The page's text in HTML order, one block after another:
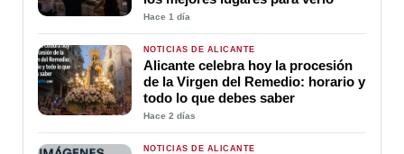
Hace 1 día
NOTICIAS DE ALICANTE
Alicante celebra hoy la procesión
de la Virgen del Remedio: horario y
todo lo que debes saber
Hace 2 días
NOTICIAS DE ALICANTE